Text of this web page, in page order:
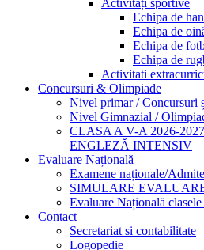
Activități sportive
Echipa de
Echipa de
Echipa de
Echipa de
Activitati
Concursuri & Olimpiade
Nivel primar / Concursuri
Nivel Gimnazial /
CLASA A V-A 2026-
ENGLEZĂ INTENSIV
Evaluare Națională
Examene naționale/
SIMULARE
Evaluare Națională
Contact
Secretariat si contabilitate
Logopedie